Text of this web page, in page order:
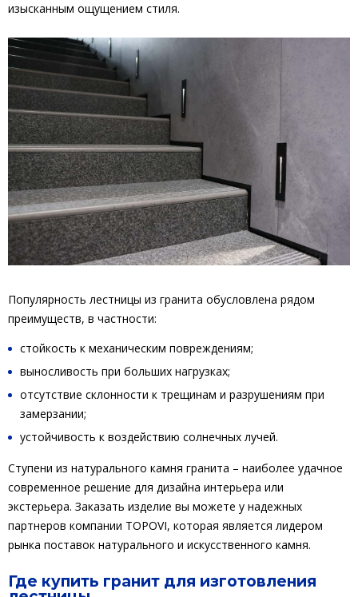
изысканным ощущением стиля.
Популярность лестницы из гранита обусловлена ​​рядом
преимуществ, в частности:
стойкость к механическим повреждениям;
выносливость при больших нагрузках;
отсутствие склонности к трещинам и разрушениям при
замерзании;
устойчивость к воздействию солнечных лучей.
Ступени из натурального камня гранита – наиболее удачное
современное решение для дизайна интерьера или
экстерьера. Заказать изделие вы можете у надежных
партнеров компании TOPOVI, которая является лидером
рынка поставок натурального и искусственного камня.
Где купить гранит для изготовления